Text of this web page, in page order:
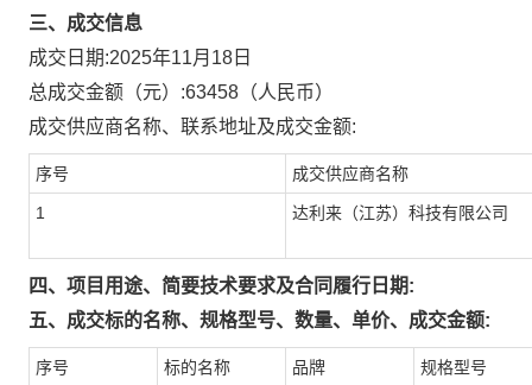
三、成交信息
成交日期:2025年11月18日
总成交金额（元）:63458 （人民币）
成交供应商名称、联系地址及成交金额:
序号 成交供应商名称
1 达利来（江苏）科技有限公司
四、项目用途、简要技术要求及合同履行日期:
五、成交标的名称、规格型号、数量、单价、成交金额:
序号 标的名称 品牌 规格型号